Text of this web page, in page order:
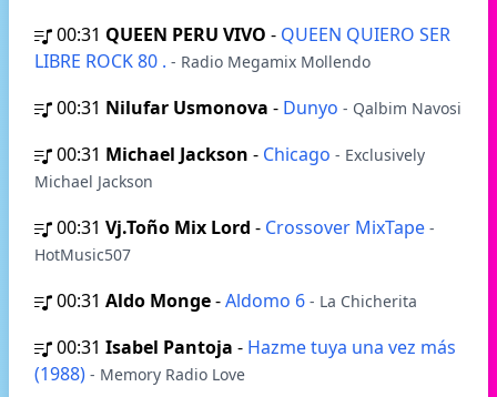
00:31 QUEEN PERU VIVO - QUEEN QUIERO SER
LIBRE ROCK 80 . - Radio Megamix Mollendo
00:31 Nilufar Usmonova - Dunyo - Qalbim Navosi
00:31 Michael Jackson - Chicago - Exclusively
Michael Jackson
00:31 Vj.Toño Mix Lord - Crossover MixTape -
HotMusic507
00:31 Aldo Monge-Aldomo 6 - La Chicherita
00:31 Isabel Pantoja - Hazme tuya una vez más
(1988) - Memory Radio Love